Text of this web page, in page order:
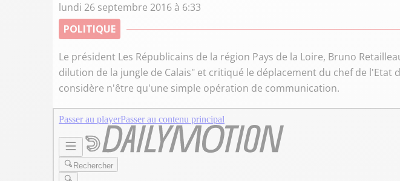
lundi 26 septembre 2016 à 6:33
POLITIQUE
Le président Les Républicains de la région Pays de la Loire, Bruno
dilution de la jungle de Calais" et critiqué le déplacement du chef de l'Etat
considère n'être qu'une simple opération de communication.